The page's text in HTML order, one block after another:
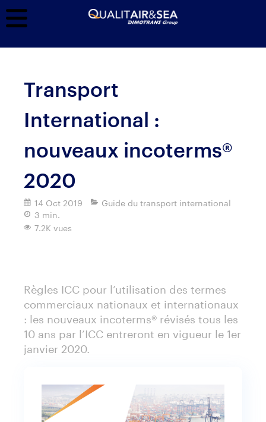
Transport
International :
nouveaux incoterms®
2020
14 Oct 2019
Guide du transport international
3 min.
7.2K vues
Règles ICC pour l’utilisation des termes
commerciaux nationaux et internationaux
: les nouveaux incoterms® révisés tous les
10 ans par l’ICC entreront en vigueur le 1er
janvier 2020.